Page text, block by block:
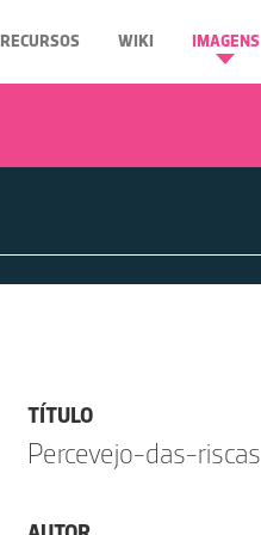
RECURSOS WIKI IMAGENS
TÍTULO
Percevejo-das-riscas